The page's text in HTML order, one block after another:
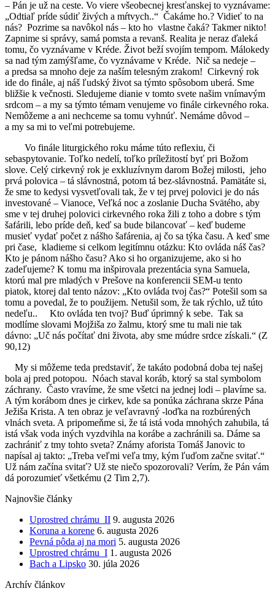
– Pán je už na ceste. Vo viere všeobecnej kresťanskej to vyznávame:
„Odtiaľ príde súdiť živých a mŕtvych..“ Čakáme ho.? Vidieť to na
nás? Pozrime sa navôkol nás – kto ho vlastne čaká? Takmer nikto!
Zapnime si správy, samá pomsta a revanš. Realita je neraz ďaleká
tomu, čo vyznávame v Kréde. Život beží svojím tempom. Málokedy
sa nad tým zamýšľame, čo vyznávame v Kréde. Nič sa nedeje –
a predsa sa mnoho deje za naším telesným zrakom! Cirkevný rok
ide do finále, aj náš ľudský život sa týmto spôsobom uberá. Sme
bližšie k večnosti. Sledujeme dianie v tomto svete našim vnímavým
srdcom – a my sa týmto témam venujeme vo finále cirkevného roka.
Nemôžeme a ani nechceme sa tomu vyhnúť. Nemáme dôvod –
a my sa mi to veľmi potrebujeme.
Vo finále liturgického roku máme túto reflexiu, či
sebaspytovanie. Toľko nedelí, toľko príležitostí byť pri Božom
slove. Celý cirkevný rok je exkluzívnym darom Božej milosti, jeho
prvá polovica – tá slávnostná, potom tá bez-slávnostná. Pamätáte si,
že sme to kedysi vysvetľovali tak, že v tej prvej polovici je do nás
investované – Vianoce, Veľká noc a zoslanie Ducha Svätého, aby
sme v tej druhej polovici cirkevného roka žili z toho a dobre s tým
šafárili, lebo príde deň, keď sa bude bilancovať – keď budeme
musieť vydať počet z nášho šafárenia, aj čo sa týka času. A keď sme
pri čase, kladieme si celkom legitímnu otázku: Kto ovláda náš čas?
Kto je pánom nášho času? Ako si ho organizujeme, ako si ho
zadeľujeme? K tomu ma inšpirovala prezentácia syna Samuela,
ktorú mal pre mladých v Prešove na konferencii SEM-u tento
piatok, ktorej dal tento názov: „Kto ovláda tvoj čas?“ Potešil som sa
tomu a povedal, že to použijem. Netušil som, že tak rýchlo, už túto
nedeľu.. Kto ovláda ten tvoj? Buď úprimný k sebe. Tak sa
modlíme slovami Mojžiša zo žalmu, ktorý sme tu mali nie tak
dávno: „Uč nás počítať dni života, aby sme múdre srdce získali.“ (Z
90,12)
My si môžeme teda predstaviť, že takáto podobná doba tej našej
bola aj pred potopou. Nóach staval koráb, ktorý sa stal symbolom
záchrany. Často vravíme, že sme všetci na jednej lodi – plavíme sa.
A tým korábom dnes je cirkev, kde sa ponúka záchrana skrze Pána
Ježiša Krista. A ten obraz je veľavravný -loďka na rozbúrených
vlnách sveta. A pripomeňme si, že tá istá voda mnohých zahubila, tá
istá však voda iných vyzdvihla na korábe a zachránili sa. Dáme sa
zachrániť z tmy tohto sveta? Známy aforista Tomáš Janovic to
napísal aj takto: „Treba veľmi veľa tmy, kým ľuďom začne svitať.“
Už nám začína svitať? Už ste niečo spozorovali? Verím, že Pán vám
dá porozumieť všetkému (2 Tim 2,7).
Najnovšie články
Uprostred chrámu II 9. augusta 2026
Koruna a korene 6. augusta 2026
Pevná pôda aj na mori 5. augusta 2026
Uprostred chrámu I 1. augusta 2026
Bach a Lipsko 30. júla 2026
Archív článkov